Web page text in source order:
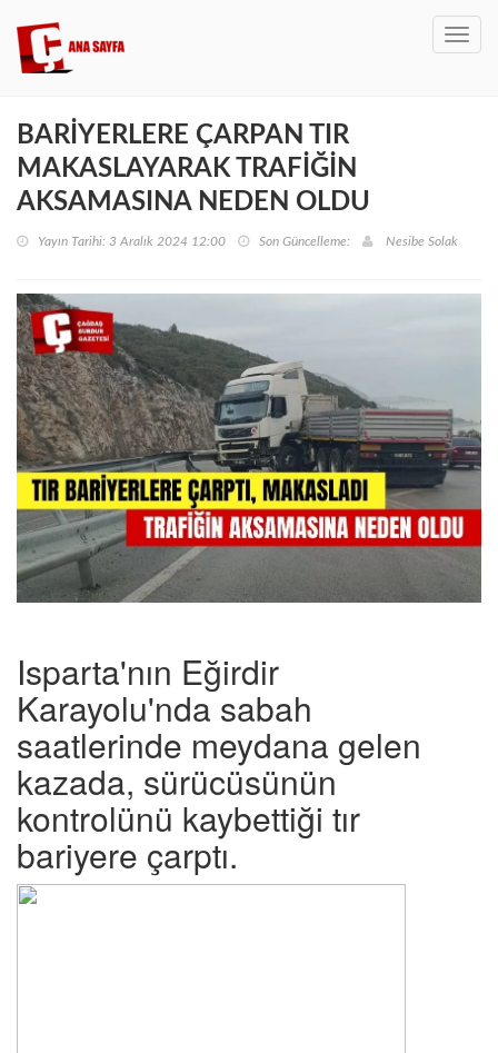
BARİYERLERE ÇARPAN TIR
MAKASLAYARAK TRAFİĞİN
AKSAMASINA NEDEN OLDU
Yayın Tarihi: 3 Aralık 2024 12:00 Son Güncelleme: Nesibe Solak
Isparta'nın Eğirdir
Karayolu'nda sabah
saatlerinde meydana gelen
kazada, sürücüsünün
kontrolünü kaybettiği tır
bariyere çarptı.